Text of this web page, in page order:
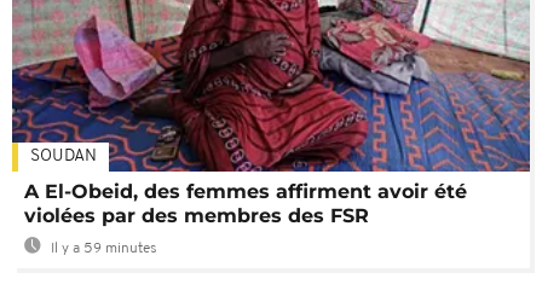
SOUDAN
A El-Obeid, des femmes affirment avoir été
violées par des membres des FSR
Il y a 59 minutes